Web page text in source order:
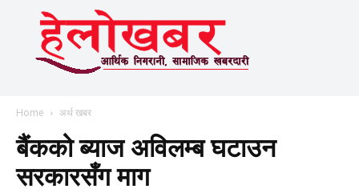
Home अर्थ खबर
बैंकको ब्याज अविलम्ब घटाउन
सरकारसँग माग